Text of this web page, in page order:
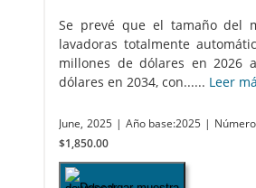
Se prevé que el tamaño del
lavadoras totalmente
millones de dólares en 2026
dólares en 2034, con...... Leer
June, 2025 | Año base:2025 |
$1,850.00